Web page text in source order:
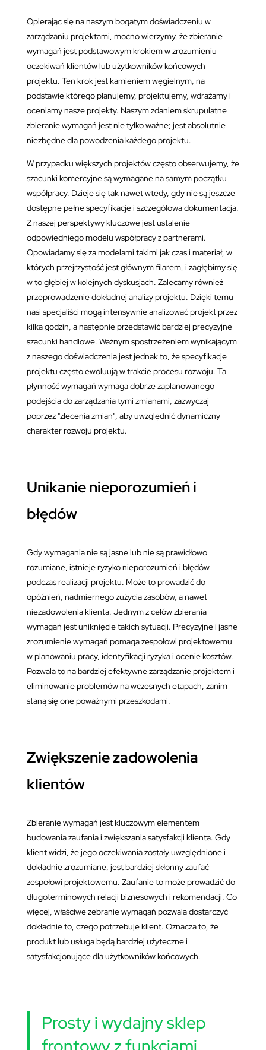
Opierając się na naszym bogatym doświadczeniu w
zarządzaniu projektami, mocno wierzymy, że zbieranie
wymagań jest podstawowym krokiem w zrozumieniu
oczekiwań klientów lub użytkowników końcowych
projektu. Ten krok jest kamieniem węgielnym, na
podstawie którego planujemy, projektujemy, wdrażamy i
oceniamy nasze projekty. Naszym zdaniem skrupulatne
zbieranie wymagań jest nie tylko ważne; jest absolutnie
niezbędne dla powodzenia każdego projektu.
W przypadku większych projektów często obserwujemy, że
szacunki komercyjne są wymagane na samym początku
współpracy. Dzieje się tak nawet wtedy, gdy nie są jeszcze
dostępne pełne specyfikacje i szczegółowa dokumentacja.
Z naszej perspektywy kluczowe jest ustalenie
odpowiedniego modelu współpracy z partnerami.
Opowiadamy się za modelami takimi jak czas i materiał, w
których przejrzystość jest głównym filarem, i zagłębimy się
w to głębiej w kolejnych dyskusjach. Zalecamy również
przeprowadzenie dokładnej analizy projektu. Dzięki temu
nasi specjaliści mogą intensywnie analizować projekt przez
kilka godzin, a następnie przedstawić bardziej precyzyjne
szacunki handlowe. Ważnym spostrzeżeniem wynikającym
z naszego doświadczenia jest jednak to, że specyfikacje
projektu często ewoluują w trakcie procesu rozwoju. Ta
płynność wymagań wymaga dobrze zaplanowanego
podejścia do zarządzania tymi zmianami, zazwyczaj
poprzez "zlecenia zmian", aby uwzględnić dynamiczny
charakter rozwoju projektu.
Unikanie nieporozumień i
błędów
Gdy wymagania nie są jasne lub nie są prawidłowo
rozumiane, istnieje ryzyko nieporozumień i błędów
podczas realizacji projektu. Może to prowadzić do
opóźnień, nadmiernego zużycia zasobów, a nawet
niezadowolenia klienta. Jednym z celów zbierania
wymagań jest uniknięcie takich sytuacji. Precyzyjne i jasne
zrozumienie wymagań pomaga zespołowi projektowemu
w planowaniu pracy, identyfikacji ryzyka i ocenie kosztów.
Pozwala to na bardziej efektywne zarządzanie projektem i
eliminowanie problemów na wczesnych etapach, zanim
staną się one poważnymi przeszkodami.
Zwiększenie zadowolenia
klientów
Zbieranie wymagań jest kluczowym elementem
budowania zaufania i zwiększania satysfakcji klienta. Gdy
klient widzi, że jego oczekiwania zostały uwzględnione i
dokładnie zrozumiane, jest bardziej skłonny zaufać
zespołowi projektowemu. Zaufanie to może prowadzić do
długoterminowych relacji biznesowych i rekomendacji. Co
więcej, właściwe zebranie wymagań pozwala dostarczyć
dokładnie to, czego potrzebuje klient. Oznacza to, że
produkt lub usługa będą bardziej użyteczne i
satysfakcjonujące dla użytkowników końcowych.
Prosty i wydajny sklep